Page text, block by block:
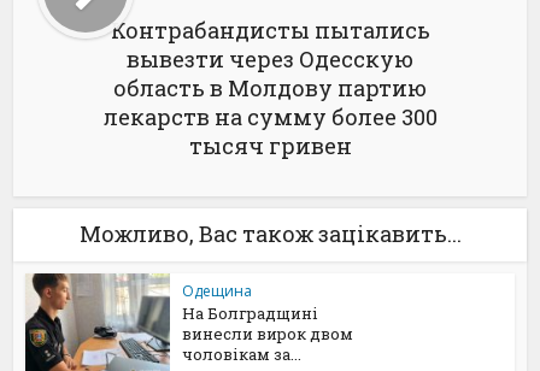
Контрабандисты пытались
вывезти через Одесскую
область в Молдову партию
лекарств на сумму более 300
тысяч гривен
Можливо, Вас також зацікавить...
Одещина
На Болградщині
винесли вирок двом
чоловікам за...